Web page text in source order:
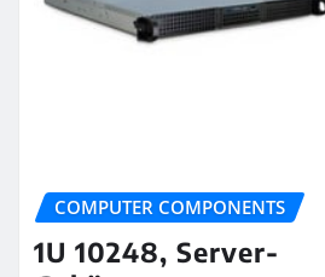
COMPUTER COMPONENTS
1U 10248, Server-